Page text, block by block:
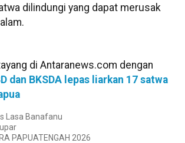
dilindungi yang dapat merusak
di Antaranews.com dengan
dan BKSDA lepas liarkan 17 satwa
Lasa Banafanu
PAPUATENGAH 2026